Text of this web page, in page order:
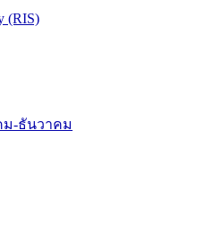
(RIS)
ม-ธันวาคม